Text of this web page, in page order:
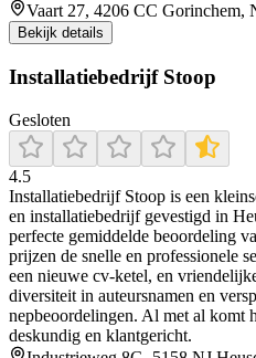
Vaart 27, 4206 CC Gorinchem,
Bekijk details
Installatiebedrijf Stoop
Gesloten
4.5
Installatiebedrijf Stoop is een
en installatiebedrijf gevestigd in
perfecte gemiddelde beoordeling
prijzen de snelle en professionele
een nieuwe cv-ketel, en
diversiteit in auteursnamen en
nepbeoordelingen. Al met al komt
deskundig en klantgericht.